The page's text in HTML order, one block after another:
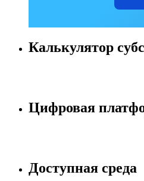
Калькулятор
Цифровая
Доступная среда